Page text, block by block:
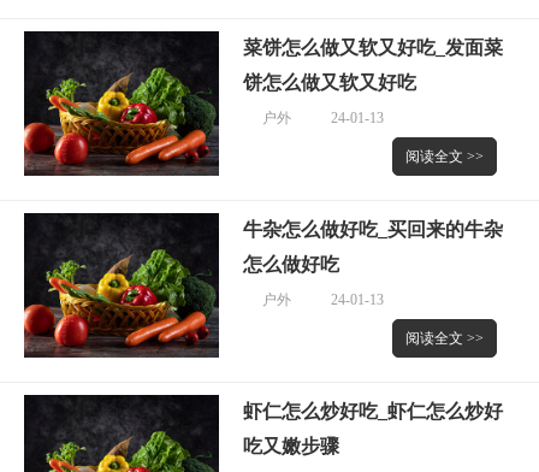
菜饼怎么做又软又好吃_发面菜
饼怎么做又软又好吃
户外 24-01-13
阅读全文 >>
牛杂怎么做好吃_买回来的牛杂
怎么做好吃
户外 24-01-13
阅读全文 >>
虾仁怎么炒好吃_虾仁怎么炒好
吃又嫩步骤